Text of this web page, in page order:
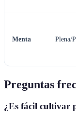
Menta Plena/
Preguntas
¿Es fácil cultivar